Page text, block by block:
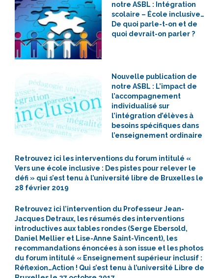
notre ASBL : Intégration
scolaire – École inclusive…
De quoi parle-t-on et de
quoi devrait-on parler ?
Nouvelle publication de
notre ASBL : L’impact de
l’accompagnement
individualisé sur
l’intégration d’élèves à
besoins spécifiques dans
l’enseignement ordinaire
Retrouvez ici les interventions du forum intitulé «
Vers une école inclusive : Des pistes pour relever le
défi » qui s’est tenu à l’université libre de Bruxelles le
28 février 2019
Retrouvez ici l’intervention du Professeur Jean-
Jacques Detraux, les résumés des interventions
introductives aux tables rondes (Serge Ebersold,
Daniel Mellier et Lise-Anne Saint-Vincent), les
recommandations énoncées à son issue et les photos
du forum intitulé « Enseignement supérieur inclusif :
Réflexion…Action ! Qui s’est tenu à l’université Libre de